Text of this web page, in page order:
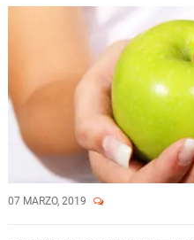
07 MARZO, 2019